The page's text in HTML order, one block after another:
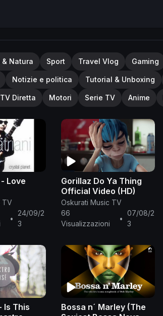
& Natura Sport Travel Vlog Gaming
Notizie e politica Tutorial & Unboxing
Diretta Motori Serie TV Anime
Love
TV
•
24/09/2
3
Gorillaz Do Ya Thing
Official Video (HD)
Oskurati Music TV
66
Visualizzazioni
•
07/08/2
3
Is This
Bossa n´ Marley (The